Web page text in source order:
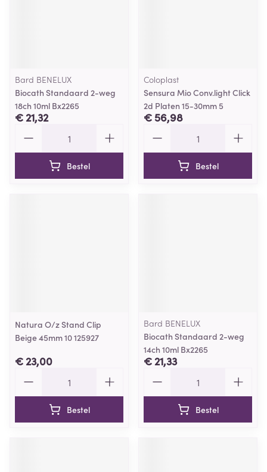
Bard BENELUX
Biocath Standaard 2-weg
18ch 10ml Bx2265
€ 21,32
Bestel
Coloplast
Sensura Mio Conv.light Click
2d Platen 15-30mm 5
€ 56,98
Bestel
Natura O/z Stand Clip
Beige 45mm 10 125927
€ 23,00
Bestel
Bard BENELUX
Biocath Standaard 2-weg
14ch 10ml Bx2265
€ 21,33
Bestel